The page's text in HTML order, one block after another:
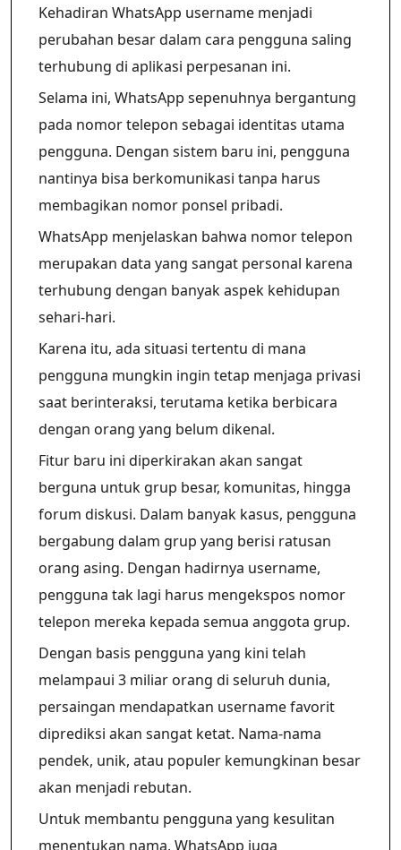
Kehadiran WhatsApp username menjadi
perubahan besar dalam cara pengguna saling
terhubung di aplikasi perpesanan ini.
Selama ini, WhatsApp sepenuhnya bergantung
pada nomor telepon sebagai identitas utama
pengguna. Dengan sistem baru ini, pengguna
nantinya bisa berkomunikasi tanpa harus
membagikan nomor ponsel pribadi.
WhatsApp menjelaskan bahwa nomor telepon
merupakan data yang sangat personal karena
terhubung dengan banyak aspek kehidupan
sehari-hari.
Karena itu, ada situasi tertentu di mana
pengguna mungkin ingin tetap menjaga privasi
saat berinteraksi, terutama ketika berbicara
dengan orang yang belum dikenal.
Fitur baru ini diperkirakan akan sangat
berguna untuk grup besar, komunitas, hingga
forum diskusi. Dalam banyak kasus, pengguna
bergabung dalam grup yang berisi ratusan
orang asing. Dengan hadirnya username,
pengguna tak lagi harus mengekspos nomor
telepon mereka kepada semua anggota grup.
Dengan basis pengguna yang kini telah
melampaui 3 miliar orang di seluruh dunia,
persaingan mendapatkan username favorit
diprediksi akan sangat ketat. Nama-nama
pendek, unik, atau populer kemungkinan besar
akan menjadi rebutan.
Untuk membantu pengguna yang kesulitan
menentukan nama, WhatsApp juga